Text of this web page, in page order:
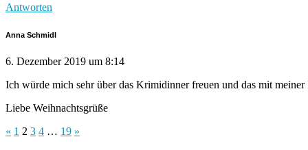
Antworten
Anna Schmidl
6. Dezember 2019 um 8:14
Ich würde mich sehr über das Krimidinner freuen und das mit
Liebe Weihnachtsgrüße
« 1 2 3 4 … 19 »